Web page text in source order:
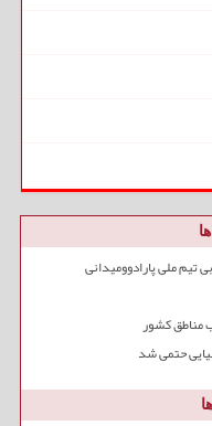
تیم ملی پارادوومیدانی
مناطق کشور
حتمی شد